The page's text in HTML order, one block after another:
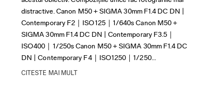
distractive. Canon M50 + SIGMA 30mm F1.4 DC DN |
Contemporary F2｜ISO125｜1/640s Canon M50 +
SIGMA 30mm F1.4 DC DN | Contemporary F3.5｜
ISO400｜1/250s Canon M50 + SIGMA 30mm F1.4 DC
DN | Contemporary F4｜ISO1250｜1/250...
CITESTE MAI MULT